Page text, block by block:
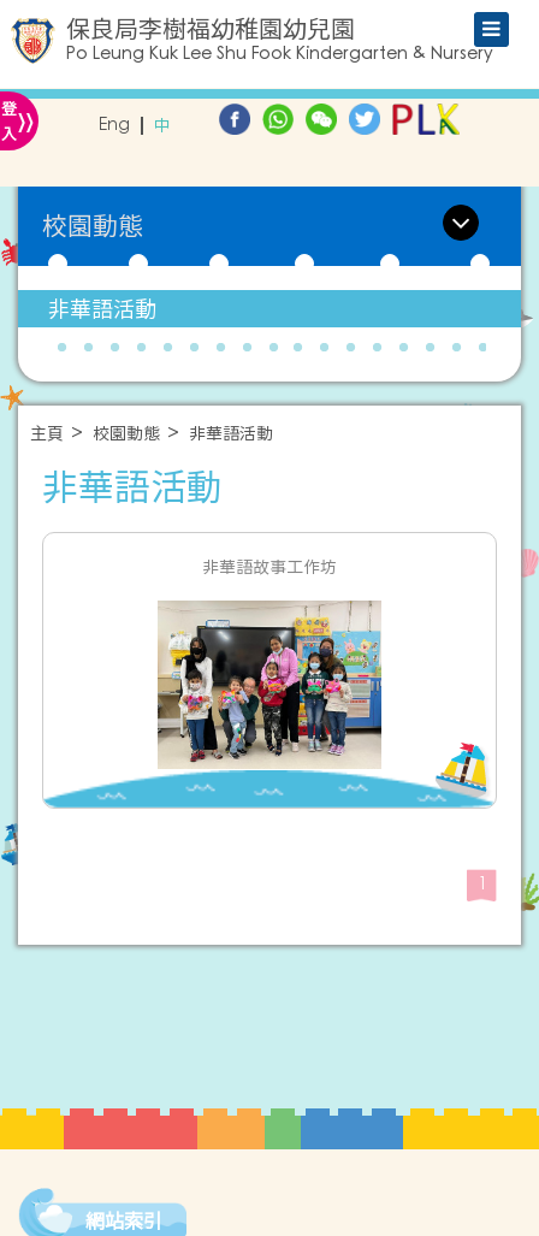
保良局李樹福幼稚園幼兒園
Po Leung Kuk Lee Shu Fook Kindergarten & Nursery
登
入» Eng 中
校園動態
非華語活動
主頁 校園動態 非華語活動
非華語活動
非華語故事工作坊
1
網站索引